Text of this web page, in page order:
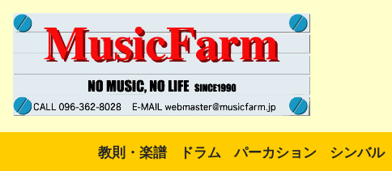
教則・楽譜 ドラム パーカション シンバル